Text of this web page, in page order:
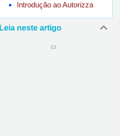
Introdução ao Autorizza
Leia neste artigo